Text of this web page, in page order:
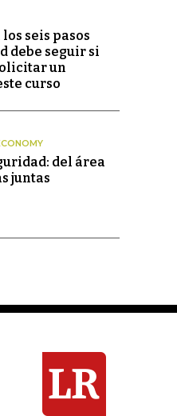
los seis pasos
debe seguir si
un
curso
del área
juntas